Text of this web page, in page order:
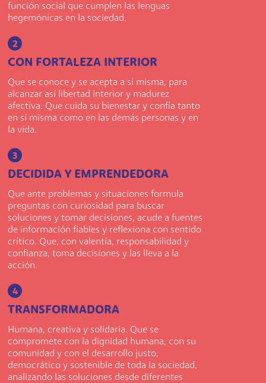
función social que cumplen las lenguas
hegemónicas en la sociedad.
2
CON FORTALEZA INTERIOR
Que se conoce y se acepta a sí misma, para
alcanzar así libertad interior y madurez
afectiva. Que cuida su bienestar y confía tanto
en sí misma como en las demás personas y en
la vida.
3
DECIDIDA Y EMPRENDEDORA
Que ante problemas y situaciones formula
preguntas con curiosidad para buscar
soluciones y tomar decisiones, acude a fuentes
de información fiables y reflexiona con sentido
crítico. Que, con valentía, responsabilidad y
confianza, toma decisiones y las lleva a la
acción.
4
TRANSFORMADORA
Humana, creativa y solidaria. Que se
compromete con la dignidad humana, con su
comunidad y con el desarrollo justo,
democrático y sostenible de toda la sociedad,
analizando las soluciones desde diferentes